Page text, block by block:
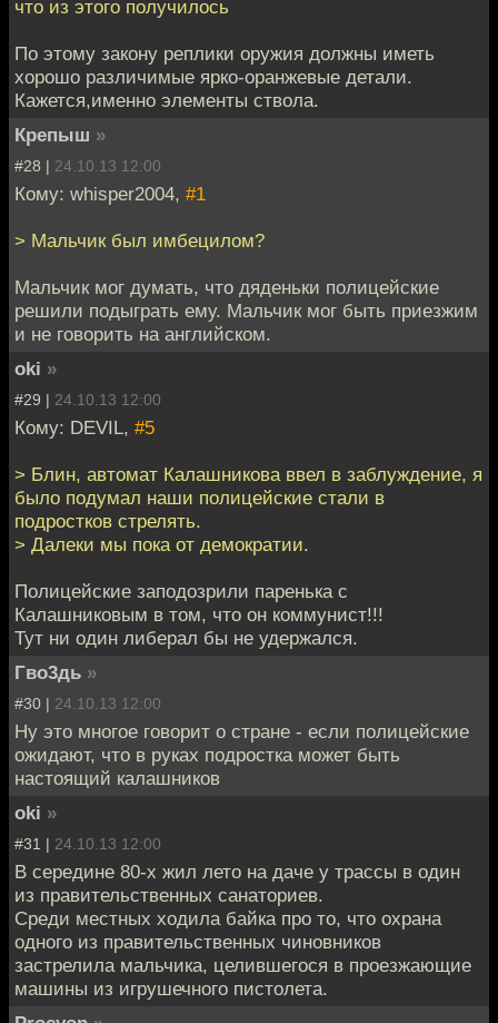
что из этого получилось
По этому закону реплики оружия должны иметь
хорошо различимые ярко-оранжевые детали.
Кажется,именно элементы ствола.
Крепыш »
#28 | 24.10.13 12:00
Кому: whisper2004, #1
> Мальчик был имбецилом?
Мальчик мог думать, что дяденьки полицейские
решили подыграть ему. Мальчик мог быть приезжим
и не говорить на английском.
oki »
#29 | 24.10.13 12:00
Кому: DEVIL, #5
> Блин, автомат Калашникова ввел в заблуждение, я
было подумал наши полицейские стали в
подростков стрелять.
> Далеки мы пока от демократии.
Полицейские заподозрили паренька с
Калашниковым в том, что он коммунист!!!
Тут ни один либерал бы не удержался.
Гво3дь »
#30 | 24.10.13 12:00
Ну это многое говорит о стране - если полицейские
ожидают, что в руках подростка может быть
настоящий калашников
oki »
#31 | 24.10.13 12:00
В середине 80-х жил лето на даче у трассы в один
из правительственных санаториев.
Среди местных ходила байка про то, что охрана
одного из правительственных чиновников
застрелила мальчика, целившегося в проезжающие
машины из игрушечного пистолета.